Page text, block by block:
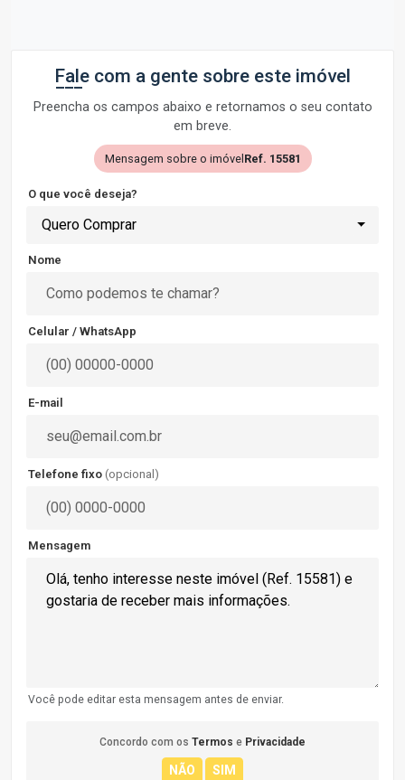
Fale com a gente sobre este imóvel
Preencha os campos abaixo e retornamos o seu contato
em breve.
Mensagem sobre o imóvel Ref. 15581
O que você deseja?
Quero Comprar
Nome
Celular / WhatsApp
E-mail
Telefone fixo (opcional)
Mensagem
Você pode editar esta mensagem antes de enviar.
Concordo com os Termos e Privacidade